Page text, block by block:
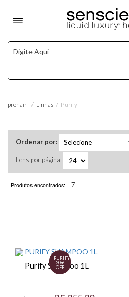
prohair Linhas Purify
Ordenar por:
Itens por página:
Produtos encontrados: 7
PURIFY
20%
OFF
Purify Shampoo 1L